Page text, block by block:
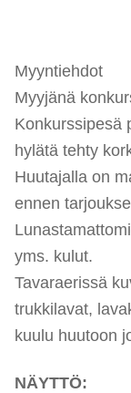
Myyntiehdot
Myyjänä
Konkurssipesä
hylätä tehty
Huutajalla on
ennen
yms. kulut.
Tavaraerissä
trukkilavat,
kuulu huutoon
NÄYTTÖ: